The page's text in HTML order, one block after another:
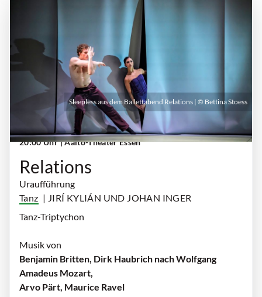
Sonntag, 27. September 2026 | 18:00 Uhr -
20:00 Uhr| Aalto-Theater Essen
Relations
Uraufführung
Tanz | JIRÍ KYLIÁN UND JOHAN INGER
Tanz-Triptychon
Musik von
Benjamin Britten, Dirk Haubrich nach Wolfgang
Amadeus Mozart,
Arvo Pärt, Maurice Ravel
Sleepless aus dem Ballettabend Relations | © Bettina Stoess